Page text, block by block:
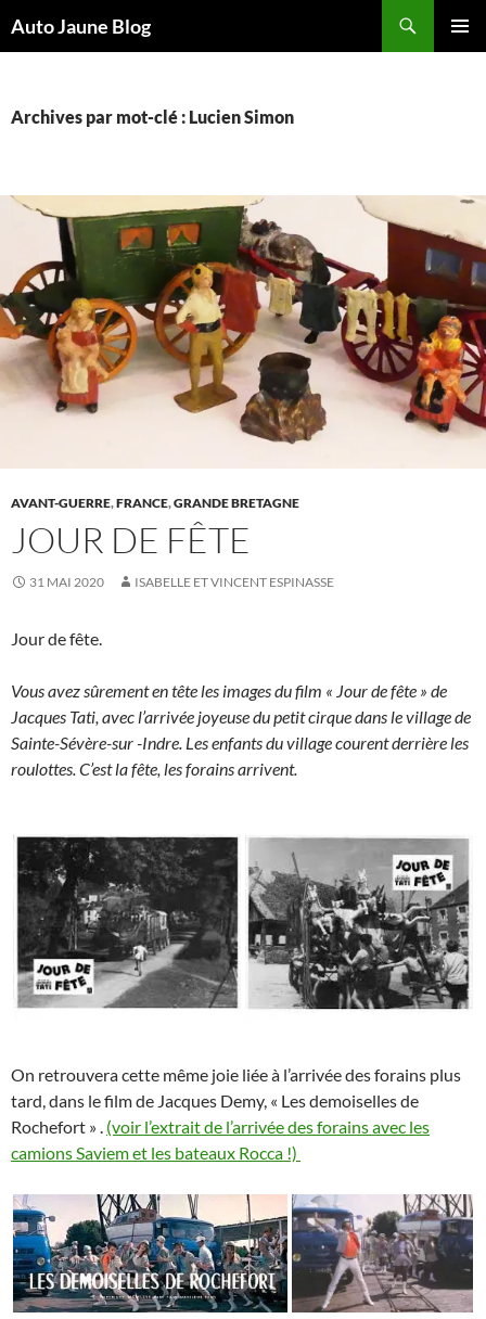
Auto Jaune Blog
Archives par mot-clé : Lucien Simon
AVANT-GUERRE,FRANCE,GRANDE BRETAGNE
JOUR DE FÊTE
31 MAI 2020 ISABELLE ET VINCENT ESPINASSE
Jour de fête.
Vous avez sûrement en tête les images du film « Jour de fête » de
Jacques Tati, avec l’arrivée joyeuse du petit cirque dans le village de
Sainte-Sévère-sur -Indre. Les enfants du village courent derrière les
roulottes. C’est la fête, les forains arrivent.
On retrouvera cette même joie liée à l’arrivée des forains plus
tard, dans le film de Jacques Demy, « Les demoiselles de
Rochefort » . (voir l’extrait de l’arrivée des forains avec les
camions Saviem et les bateaux Rocca !)